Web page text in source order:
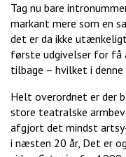
Tag nu bare
markant mere som en
det er da ikke
første udgivelser for få
tilbage – hvilket i
Helt overordnet er der
store teatralske
afgjort det mindst
i næsten 20 år, Det er